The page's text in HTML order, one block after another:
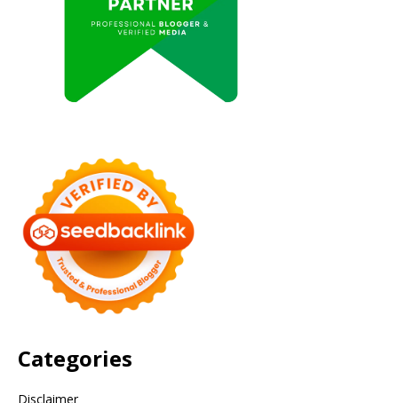
Categories
Disclaimer